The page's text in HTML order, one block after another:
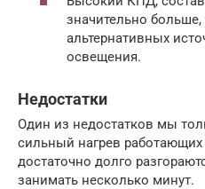
значительно
альтернативных
освещения.
Недостатки
Один из недостатков мы
сильный нагрев
достаточно долго
занимать несколько минут.